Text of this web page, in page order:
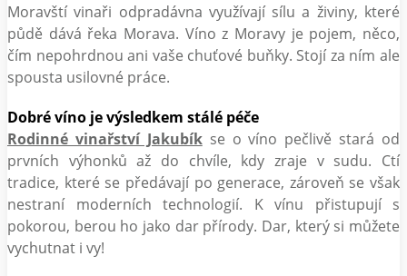
Moravští vinaři odpradávna využívají sílu a živiny, které
půdě dává řeka Morava. Víno z Moravy je pojem, něco,
čím nepohrdnou ani vaše chuťové buňky. Stojí za ním ale
spousta usilovné práce.
Dobré víno je výsledkem stálé péče
Rodinné vinařství Jakubíkse o víno pečlivě stará od
prvních výhonků až do chvíle, kdy zraje v sudu. Ctí
tradice, které se předávají po generace, zároveň se však
nestraní moderních technologií. K vínu přistupují s
pokorou, berou ho jako dar přírody. Dar, který si můžete
vychutnat i vy!